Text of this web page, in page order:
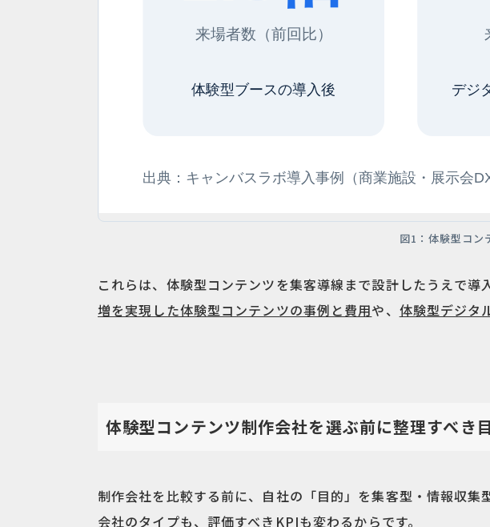
図1：体験型コン
これらは、体験型コンテンツを集客導線まで設計したうえで導
増を実現した体験型コンテンツの事例と費用や、 体験型デジタ
体験型コンテンツ制作会社を選ぶ前に整理すべき
制作会社を比較する前に、自社の「目的」を集客型・情報収
会社のタイプも、評価すべきKPIも変わるからです。